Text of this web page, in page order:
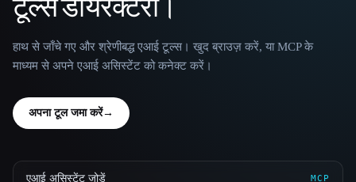
हाथ से जाँचे गए और श्रेणीबद्ध एआई टूल्स। खुद ब्राउज़ करें, या MCP के
माध्यम से अपने एआई असिस्टेंट को कनेक्ट करें।
अपना टूल जमा करें→
एआई असिस्टेंट जोड़ें MCP